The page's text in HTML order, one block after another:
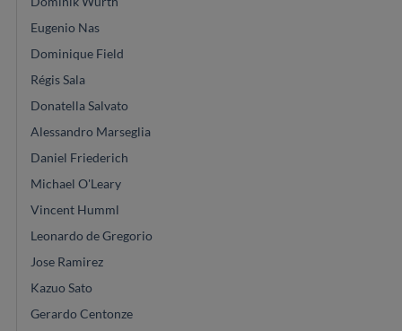
Eugenio Nas
Dominique Field
Régis Sala
Donatella Salvato
Alessandro Marseglia
Daniel Friederich
Michael O'Leary
Vincent Humml
Leonardo de Gregorio
Jose Ramirez
Kazuo Sato
Gerardo Centonze